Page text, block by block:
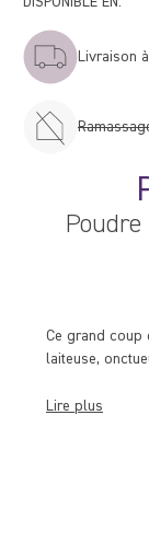
Ce grand coup
laiteuse,
Lire plus
Livraison